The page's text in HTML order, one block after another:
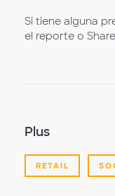
Si tiene alguna
el reporte o
Plus
RETAIL